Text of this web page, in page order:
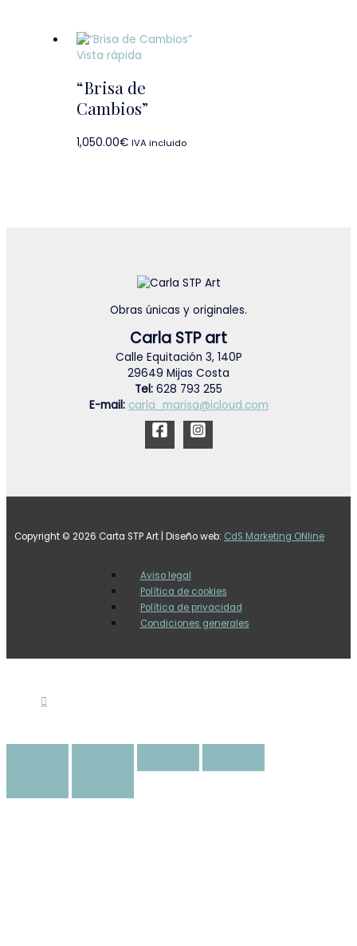
Vista rápida
“Brisa de
Cambios”
1,050.00€ IVA incluido
Obras únicas y originales.
Carla STP art
Calle Equitación 3, 140P
29649 Mijas Costa
Tel: 628 793 255
E-mail: carla_marisa@icloud.com
Copyright © 2026 Carta STP Art | Diseño web: CdS Marketing ONline
Aviso legal
Política de cookies
Política de privacidad
Condiciones generales